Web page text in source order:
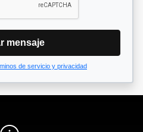
mensaje
de servicio y privacidad